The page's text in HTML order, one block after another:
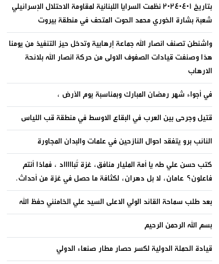
بتاريخ ٢٠٢٤٠٤٠١ نظمت السرايا اللبنانية لمقاومة الاحتلال الإسرائيلي
شعبة بشارة الخوري محمد الحوت المتحف في منطقة بيروت
واشنطن تصنف انصار الله جماعة إرهابية وتدخل حيز التنفيذ من يومنا
هذا وصنفت قيادات الصفوف الاولى من حركة انصار الله بلائحة
الارهاب
في أجواء شهر رمضان المبارك وبمناسبة يوم الأرض ،
قتيل وجرحى بين العرب في البقاع الاوسط في منطقة قب اللياس
النائب برو يتفقد احوال النازحين في علمات والبدان المجاورة
كتب حسن علي طه يا أمة المليار منافق، غزة تُباااااد ، فماذا أنتم
فاعلون؟ عامان، لا بل دهران، لكثافة ما حصل في غزة من أحداث.
بعد طلب سماحة القائد الولي الاعلى السيد علي الخامنئي حفظ الله
بسم الله الرحمن الرحيم
قيادة الحملة الدولية لكسر حصار مطار صنعاء الدولي